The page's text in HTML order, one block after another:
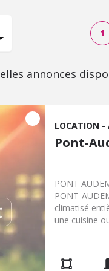
1
annonces
LOCATION -
Pont-
PONT
PONT-
climatisé
une cuisine
communes
Classe